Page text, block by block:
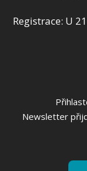
Registrace: U
Newsletter